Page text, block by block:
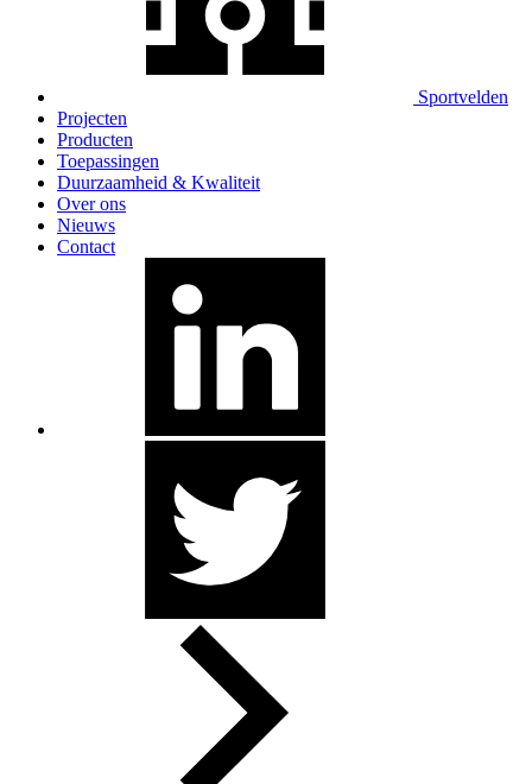
Sportvelden
Projecten
Producten
Toepassingen
Duurzaamheid & Kwaliteit
Over ons
Nieuws
Contact